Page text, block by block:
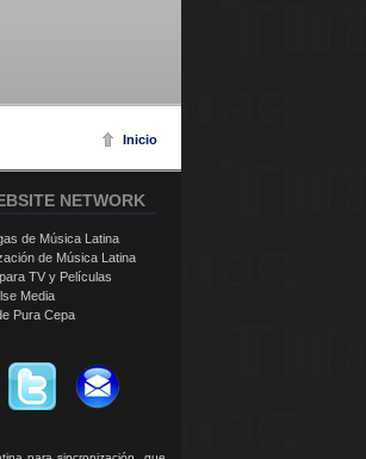
Inicio
NETWORK
de Música Latina
de Música Latina
TV y Películas
Media
Pura Cepa